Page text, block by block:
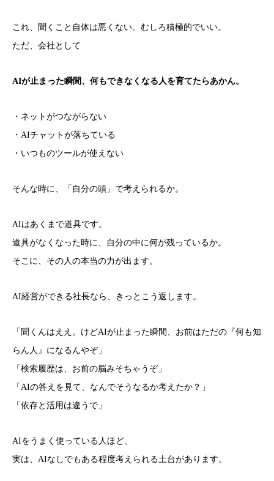
これ、聞くこと自体は悪くない。むしろ積極的でいい。
ただ、会社として
AIが止まった瞬間、何もできなくなる人を育てたらあかん。
・ネットがつながらない
・AIチャットが落ちている
・いつものツールが使えない
そんな時に、「自分の頭」で考えられるか。
AIはあくまで道具です。
道具がなくなった時に、自分の中に何が残っているか。
そこに、その人の本当の力が出ます。
AI経営ができる社長なら、きっとこう返します。
「聞くんはええ。けどAIが止まった瞬間、お前はただの『何も知
らん人』になるんやぞ」
「検索履歴は、お前の脳みそちゃうぞ」
「AIの答えを見て、なんでそうなるか考えたか？」
「依存と活用は違うで」
AIをうまく使っている人ほど、
実は、AIなしでもある程度考えられる土台があります。